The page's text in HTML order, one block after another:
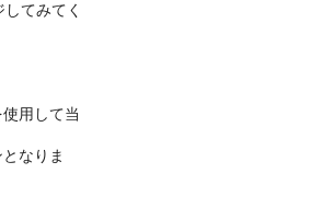
てみてく
用して当
なりま